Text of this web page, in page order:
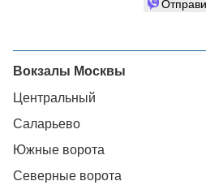
Вокзалы Москвы
Центральный
Саларьево
Южные ворота
Северные ворота